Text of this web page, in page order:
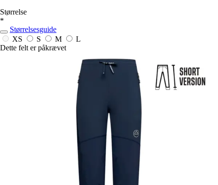
Størrelse
*
Størrelsesguide
XS
S M
L
Dette felt er påkrævet